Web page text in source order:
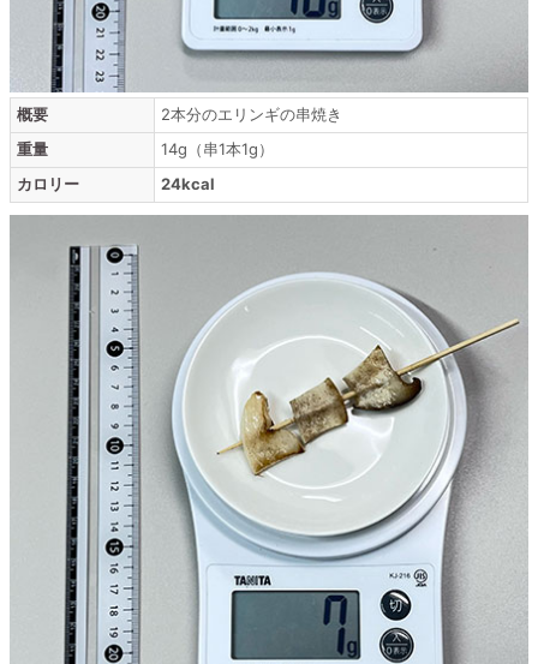
概要
2本分のエリンギの串焼き
重量
14g（串1本1g）
カロリー
24kcal